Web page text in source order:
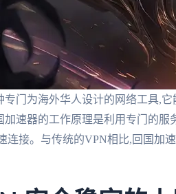
专门为海外华人设计的网络工具,
加速器的工作原理是利用专门的
连接。与传统的VPN相比,回国加